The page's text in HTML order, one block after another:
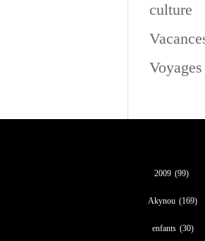
culture
Voyages
2009 (99)
Akynou (169)
enfants (30)